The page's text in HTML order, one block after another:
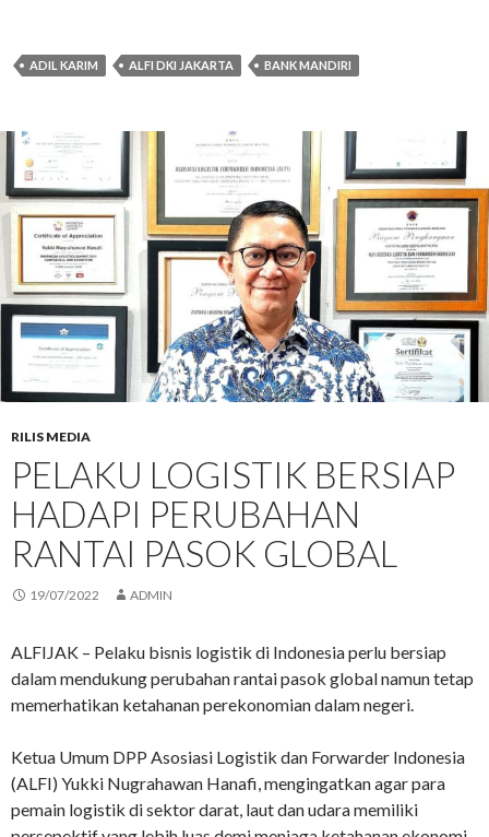
ADIL KARIM ALFI DKI JAKARTA BANK MANDIRI
RILIS MEDIA
PELAKU LOGISTIK BERSIAP
HADAPI PERUBAHAN
RANTAI PASOK GLOBAL
19/07/2022 ADMIN
ALFIJAK – Pelaku bisnis logistik di Indonesia perlu bersiap
dalam mendukung perubahan rantai pasok global namun tetap
memerhatikan ketahanan perekonomian dalam negeri.
Ketua Umum DPP Asosiasi Logistik dan Forwarder Indonesia
(ALFI) Yukki Nugrahawan Hanafi, mengingatkan agar para
pemain logistik di sektor darat, laut dan udara memiliki